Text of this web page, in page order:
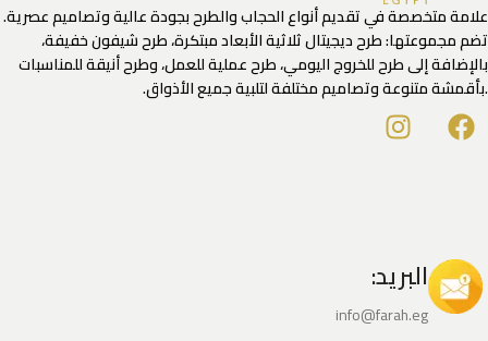
علامة متخصصة في تقديم أنواع الحجاب والطرح بجودة عالية وتصاميم عصرية.
تضم مجموعتها: طرح ديجيتال ثلاثية الأبعاد مبتكرة، طرح شيفون خفيفة،
بالإضافة إلى طرح للخروج اليومي، طرح عملية للعمل، وطرح أنيقة للمناسبات
.بأقمشة متنوعة وتصاميم مختلفة لتلبية جميع الأذواق.
البريد:
info@farah.eg